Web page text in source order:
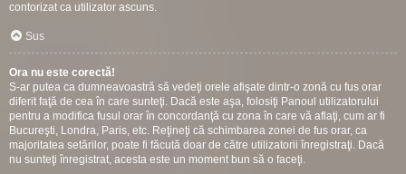
contorizat ca utilizator ascuns.
Sus
Ora nu este corectă!
S-ar putea ca dumneavoastră să vedeţi orele afişate dintr-o zonă cu fus orar
diferit faţă de cea în care sunteţi. Dacă este aşa, folosiţi Panoul utilizatorului
pentru a modifica fusul orar în concordanţă cu zona în care vă aflaţi, cum ar fi
Bucureşti, Londra, Paris, etc. Reţineţi că schimbarea zonei de fus orar, ca
majoritatea setărilor, poate fi făcută doar de către utilizatorii înregistraţi. Dacă
nu sunteţi înregistrat, acesta este un moment bun să o faceţi.